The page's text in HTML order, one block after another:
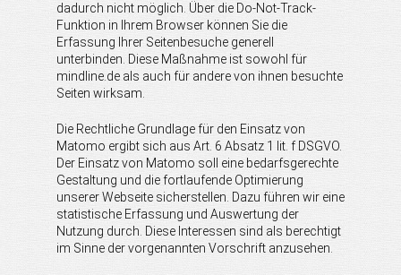
dadurch nicht möglich. Über die Do-Not-Track-
Funktion in Ihrem Browser können Sie die
Erfassung Ihrer Seitenbesuche generell
unterbinden. Diese Maßnahme ist sowohl für
mindline.de als auch für andere von ihnen besuchte
Seiten wirksam.
Die Rechtliche Grundlage für den Einsatz von
Matomo ergibt sich aus Art. 6 Absatz 1 lit. f DSGVO.
Der Einsatz von Matomo soll eine bedarfsgerechte
Gestaltung und die fortlaufende Optimierung
unserer Webseite sicherstellen. Dazu führen wir eine
statistische Erfassung und Auswertung der
Nutzung durch. Diese Interessen sind als berechtigt
im Sinne der vorgenannten Vorschrift anzusehen.